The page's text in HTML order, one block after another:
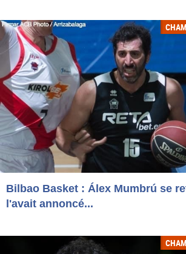
Bilbao Basket : Álex Mumbrú se
l'avait annoncé...